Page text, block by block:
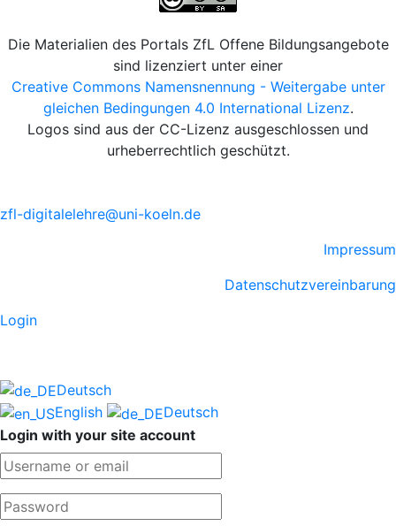
Die Materialien des Portals ZfL Offene Bildungsangebote
sind lizenziert unter einer
Creative Commons Namensnennung - Weitergabe unter
gleichen Bedingungen 4.0 International Lizenz.
Logos sind aus der CC-Lizenz ausgeschlossen und
urheberrechtlich geschützt.
zfl-digitalelehre@uni-koeln.de
Impressum
Datenschutzvereinbarung
Login
Deutsch
English
Deutsch
Login with your site account